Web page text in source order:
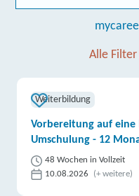
Alle
Weiterbildung
Vorbereitung auf
Umschulung - 12
48 Wochen in Vollzeit
10.08.2026
(+ weitere)